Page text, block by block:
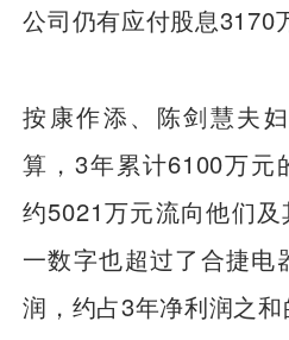
公司仍有应付股息3170
按康作添、陈剑慧夫
算，3年累计6100万元
约5021万元流向他们
一数字也超过了合捷电
润，约占3年净利润之和